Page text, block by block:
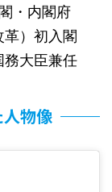
・内閣府
）初入閣
務大臣兼任
物像